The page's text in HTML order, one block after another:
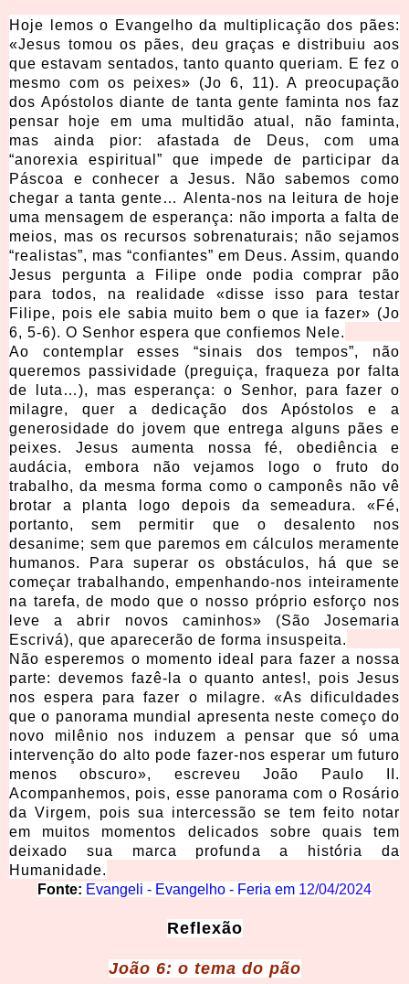
Hoje lemos o Evangelho da multiplicação dos pães:
«Jesus tomou os pães, deu graças e distribuiu aos
que estavam sentados, tanto quanto queriam. E fez o
mesmo com os peixes» (Jo 6, 11). A preocupação
dos Apóstolos diante de tanta gente faminta nos faz
pensar hoje em uma multidão atual, não faminta,
mas ainda pior: afastada de Deus, com uma
“anorexia espiritual” que impede de participar da
Páscoa e conhecer a Jesus. Não sabemos como
chegar a tanta gente… Alenta-nos na leitura de hoje
uma mensagem de esperança: não importa a falta de
meios, mas os recursos sobrenaturais; não sejamos
“realistas”, mas “confiantes” em Deus. Assim, quando
Jesus pergunta a Filipe onde podia comprar pão
para todos, na realidade «disse isso para testar
Filipe, pois ele sabia muito bem o que ia fazer» (Jo
6, 5-6). O Senhor espera que confiemos Nele.
Ao contemplar esses “sinais dos tempos”, não
queremos passividade (preguiça, fraqueza por falta
de luta…), mas esperança: o Senhor, para fazer o
milagre, quer a dedicação dos Apóstolos e a
generosidade do jovem que entrega alguns pães e
peixes. Jesus aumenta nossa fé, obediência e
audácia, embora não vejamos logo o fruto do
trabalho, da mesma forma como o camponês não vê
brotar a planta logo depois da semeadura. «Fé,
portanto, sem permitir que o desalento nos
desanime; sem que paremos em cálculos meramente
humanos. Para superar os obstáculos, há que se
começar trabalhando, empenhando-nos inteiramente
na tarefa, de modo que o nosso próprio esforço nos
leve a abrir novos caminhos» (São Josemaria
Escrivá), que aparecerão de forma insuspeita.
Não esperemos o momento ideal para fazer a nossa
parte: devemos fazê-la o quanto antes!, pois Jesus
nos espera para fazer o milagre. «As dificuldades
que o panorama mundial apresenta neste começo do
novo milênio nos induzem a pensar que só uma
intervenção do alto pode fazer-nos esperar um futuro
menos obscuro», escreveu João Paulo II.
Acompanhemos, pois, esse panorama com o Rosário
da Virgem, pois sua intercessão se tem feito notar
em muitos momentos delicados sobre quais tem
deixado sua marca profunda a história da
Humanidade.
Fonte: Evangeli - Evangelho - Feria em 12/04/2024
Reflexão
João 6: o tema do pão